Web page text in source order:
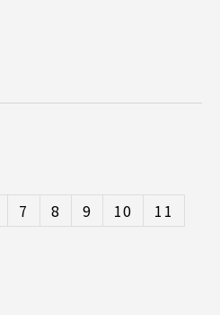
7 8 9 10
11